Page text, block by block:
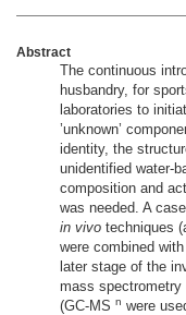
Abstract
The continuous
husbandry, for
laboratories to
’unknown’
identity, the
unidentified water-
composition and
was needed. A
in vivo techniques
were combined with
later stage of the
mass spectrometry
(GC-MS n were